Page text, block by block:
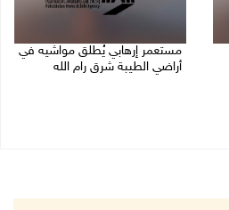
مستعمر إرهابي يُطلق مواشيه في
أراضي الطيبة شرق رام الله